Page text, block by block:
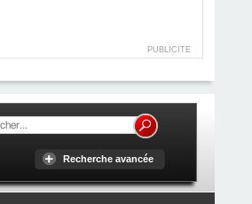
PUBLICITE
Recherche avancée